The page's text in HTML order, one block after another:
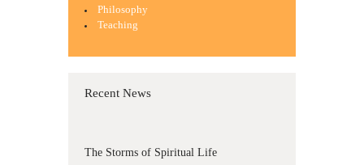
Philosophy
Teaching
Recent News
The Storms of Spiritual Life